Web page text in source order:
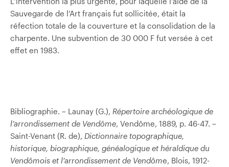
Sauvegarde de l’Art français fut sollicitée, était la
réfection totale de la couverture et la consolidation de la
charpente. Une subvention de 30 000 F fut versée à cet
effet en 1983.
Bibliographie. – Launay (G.), Répertoire archéologique de
l’arrondissement de Vendôme, Vendôme, 1889, p. 46-47. –
Saint-Venant (R. de), Dictionnaire topographique,
historique, biographique, généalogique et héraldique du
Vendômois et l’arrondissement de Vendôme, Blois, 1912-